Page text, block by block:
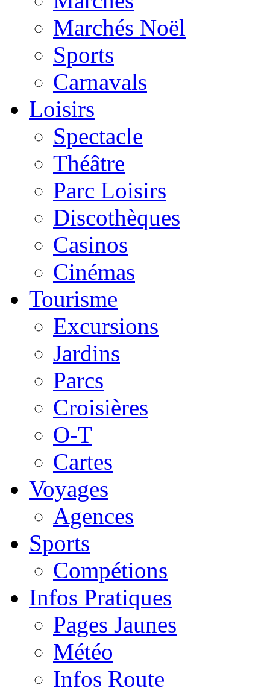
Marchés Noël
Sports
Carnavals
Loisirs
Spectacle
Théâtre
Parc Loisirs
Discothèques
Casinos
Cinémas
Tourisme
Excursions
Jardins
Parcs
Croisières
O-T
Cartes
Voyages
Agences
Sports
Compétions
Infos Pratiques
Pages Jaunes
Météo
Infos Route